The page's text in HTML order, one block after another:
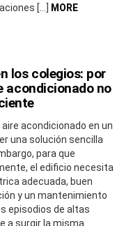
[…]
MORE
los colegios: por
acondicionado no
acondicionado en un
una solución sencilla
para que
el edificio necesita
adecuada, buen
y un mantenimiento
episodios de altas
a surgir la misma